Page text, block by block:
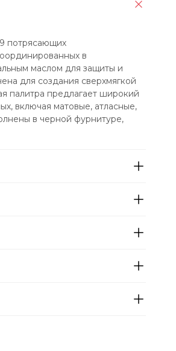
потрясающих
в
маслом для защиты и
для создания сверхмягкой
палитра предлагает широкий
включая матовые, атласные,
в черной фурнитуре,